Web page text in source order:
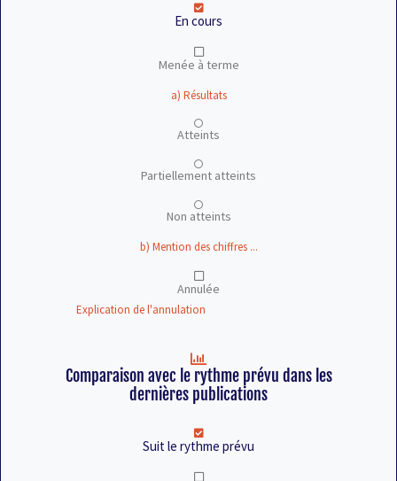
En cours
Menée à terme
a) Résultats
Atteints
Partiellement atteints
Non atteints
b) Mention des chiffres ...
Annulée
Explication de l'annulation
Comparaison avec le rythme prévu dans les
dernières publications
Suit le rythme prévu